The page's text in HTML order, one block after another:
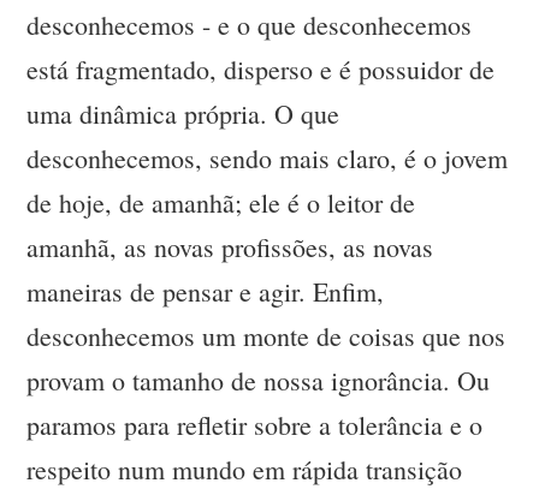
desconhecemos - e o que desconhecemos
está fragmentado, disperso e é possuidor de
uma dinâmica própria. O que
desconhecemos, sendo mais claro, é o jovem
de hoje, de amanhã; ele é o leitor de
amanhã, as novas profissões, as novas
maneiras de pensar e agir. Enfim,
desconhecemos um monte de coisas que nos
provam o tamanho de nossa ignorância. Ou
paramos para refletir sobre a tolerância e o
respeito num mundo em rápida transição